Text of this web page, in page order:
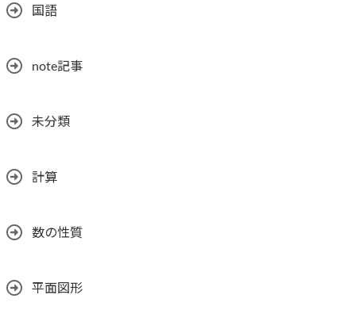
国語
note記事
未分類
計算
数の性質
平面図形